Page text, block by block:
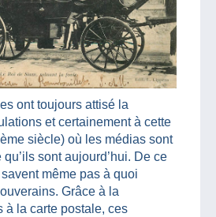
ont toujours attisé la
et certainement à cette
siècle) où les médias sont
qu’ils sont aujourd’hui. De ce
même pas à quoi
Grâce à la
à la carte postale, ces